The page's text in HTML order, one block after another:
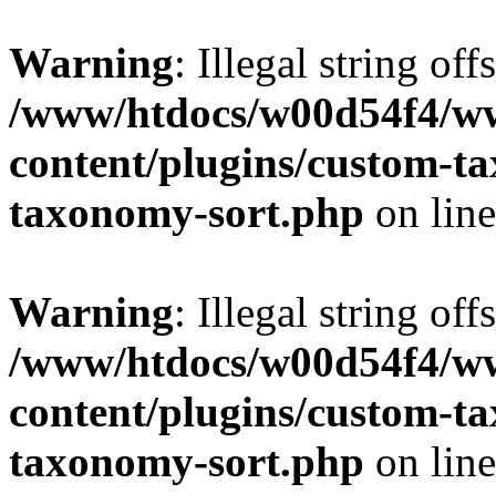
Warning: Illegal string
/www/htdocs/w00d54f4/
content/plugins/custom-
taxonomy-sort.php on
Warning: Illegal string
/www/htdocs/w00d54f4/
content/plugins/custom-
taxonomy-sort.php on